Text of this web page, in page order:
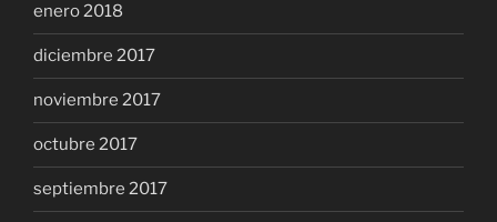
enero 2018
diciembre 2017
noviembre 2017
octubre 2017
septiembre 2017